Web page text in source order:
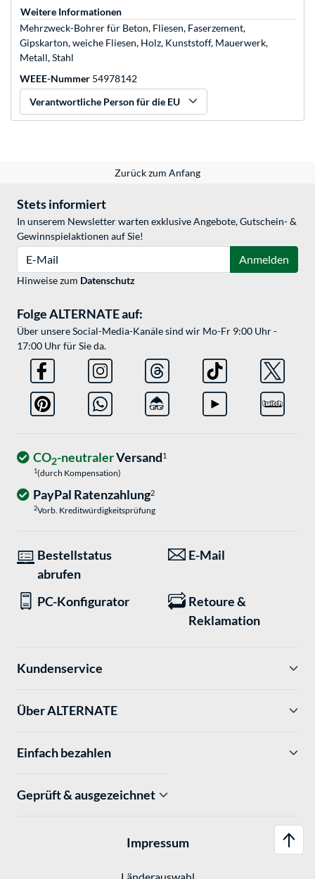
Weitere Informationen
Mehrzweck-Bohrer für Beton, Fliesen, Faserzement,
Gipskarton, weiche Fliesen, Holz, Kunststoff, Mauerwerk,
Metall, Stahl
WEEE-Nummer 54978142
Verantwortliche Person für die EU
Zurück zum Anfang
Stets informiert
In unserem Newsletter warten exklusive Angebote, Gutschein- &
Gewinnspielaktionen auf Sie!
Anmelden
Hinweise zum Datenschutz
Folge ALTERNATE auf:
Über unsere Social-Media-Kanäle sind wir Mo-Fr 9:00 Uhr -
17:00 Uhr für Sie da.
CO2-neutralerVersand1
1(durch Kompensation)
PayPal Ratenzahlung2
2Vorb. Kreditwürdigkeitsprüfung
Bestellstatus
abrufen
E-Mail
PC-Konfigurator
Retoure &
Reklamation
Kundenservice
Über ALTERNATE
Einfach bezahlen
Geprüft & ausgezeichnet
Impressum